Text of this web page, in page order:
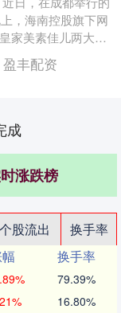
，海南控股旗下网
家美素佳儿两大品
增长成果，一举夺
盈丰配资
成
涨跌榜
个股流出
换手率
换手率
79.39%
16.80%